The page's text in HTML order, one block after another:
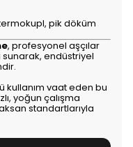
pik döküm
, profesyonel aşçılar
endüstriyel
kullanım vaat eden bu
yoğun çalışma
standartlarıyla